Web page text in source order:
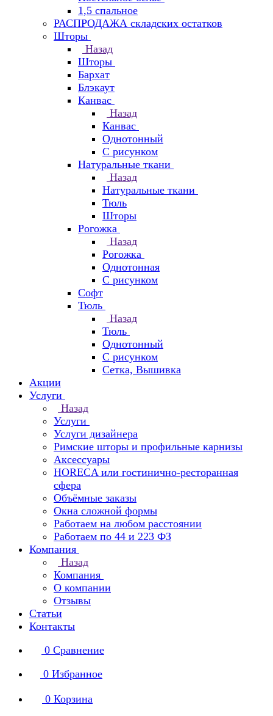
1,5 спальное
РАСПРОДАЖА складских остатков
Шторы
Назад
Шторы
Бархат
Блэкаут
Канвас
Назад
Канвас
Однотонный
С рисунком
Натуральные ткани
Назад
Натуральные ткани
Тюль
Шторы
Рогожка
Назад
Рогожка
Однотонная
С рисунком
Софт
Тюль
Назад
Тюль
Однотонный
С рисунком
Сетка, Вышивка
Акции
Услуги
Назад
Услуги
Услуги дизайнера
Римские шторы и профильные карнизы
Аксессуары
HORECA или гостинично-ресторанная
сфера
Объёмные заказы
Окна сложной формы
Работаем на любом расстоянии
Работаем по 44 и 223 ФЗ
Компания
Назад
Компания
О компании
Отзывы
Статьи
Контакты
0 Сравнение
0 Избранное
0 Корзина